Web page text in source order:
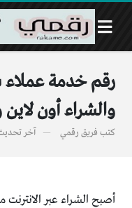
رقم خدمة عملاء
والشراء أون
كتب فريق رقمي آخر
أصبح الشراء عبر